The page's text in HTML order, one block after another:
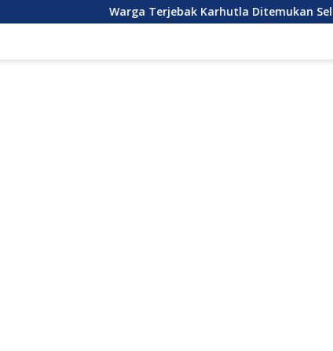
Warga Terjebak Karhutla Ditemukan Selamat